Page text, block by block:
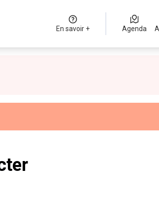
En savoir + Agenda